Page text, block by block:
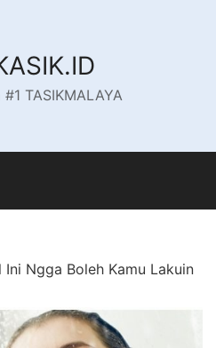
TASIKMALAYA
Ngga Boleh Kamu Lakuin